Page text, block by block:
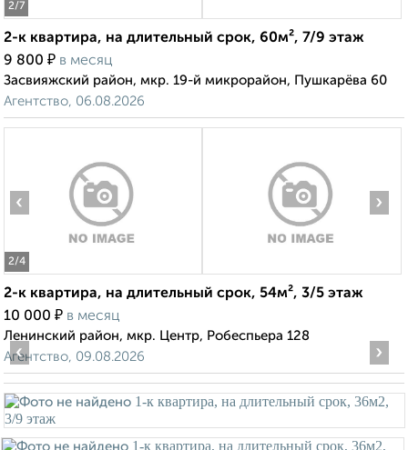
2/7
2-к квартира, на длительный срок, 60м², 7/9 этаж
9 800 ₽ в месяц
Засвияжский район, мкр. 19-й микрорайон, Пушкарёва 60
Агентство, 06.08.2026
2/4
‹ ›
2-к квартира, на длительный срок, 54м², 3/5 этаж
10 000 ₽ в месяц
Ленинский район, мкр. Центр, Робеспьера 128
Агентство, 09.08.2026
‹ ›